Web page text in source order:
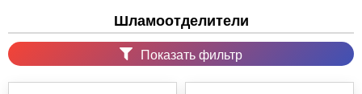
Шламоотделители
Показать фильтр